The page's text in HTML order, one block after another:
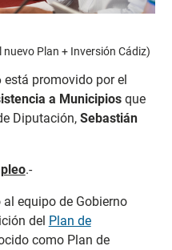
Plan + Inversión Cádiz)
está promovido por el
a Municipiosque
Diputación, Sebastián
.-
equipo de Gobierno
del Plan de
como Plan de